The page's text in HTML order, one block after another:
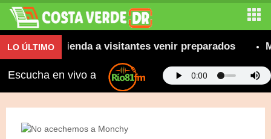
LO ÚLTIMO
se recomienda a visitantes venir preparados
Escucha en vivo a